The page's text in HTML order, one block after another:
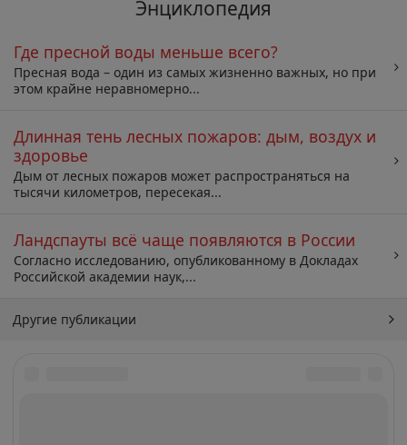
Энциклопедия
Где пресной воды меньше всего?
Пресная вода – один из самых жизненно важных, но при
этом крайне неравномерно...
Длинная тень лесных пожаров: дым, воздух и
здоровье
Дым от лесных пожаров может распространяться на
тысячи километров, пересекая...
Ландспауты всё чаще появляются в России
Согласно исследованию, опубликованному в Докладах
Российской академии наук,...
Другие публикации